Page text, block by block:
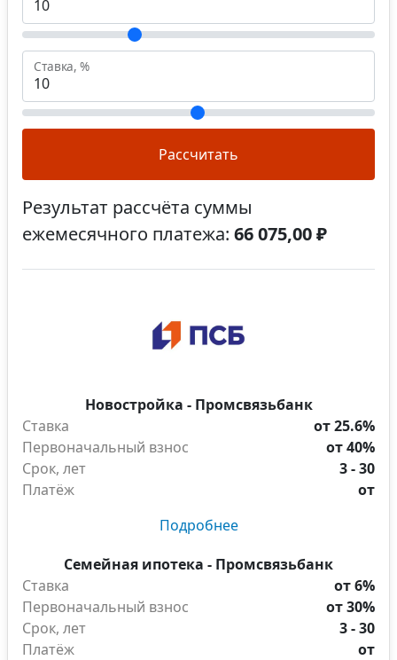
Ставка, %
Рассчитать
Результат рассчёта суммы
ежемесячного платежа: 66 075,00 ₽
Новостройка - Промсвязьбанк
Ставка
от 25.6%
Первоначальный взнос
от 40%
Срок, лет
3 - 30
Платёж
от
Подробнее
Семейная ипотека - Промсвязьбанк
Ставка
от 6%
Первоначальный взнос
от 30%
Срок, лет
3 - 30
Платёж
от